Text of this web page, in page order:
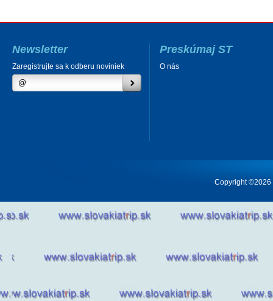
Newsletter
Zaregistrujte sa k odberu noviniek
Preskúmaj ST
O nás
Copyright ©2026